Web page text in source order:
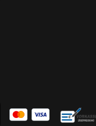
(externer Link)